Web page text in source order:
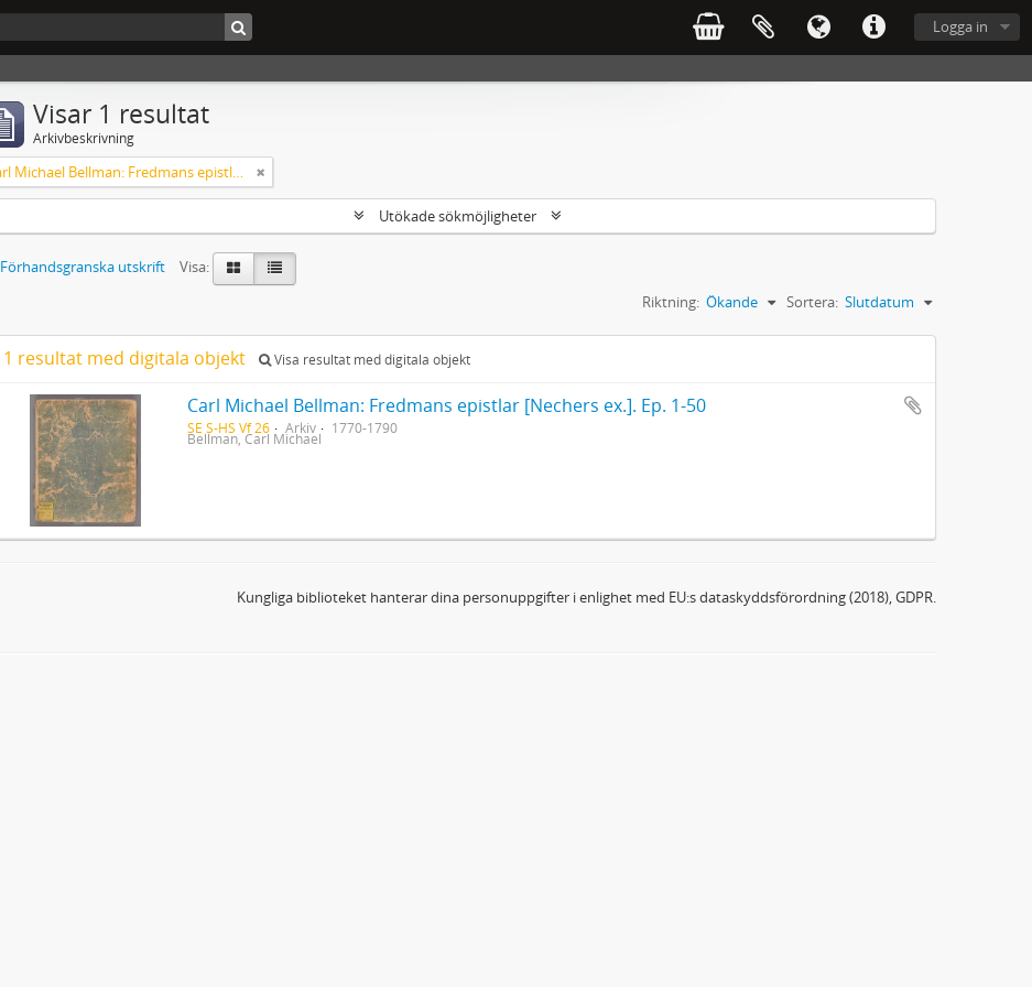
Logga in
Visar 1 resultat
Arkivbeskrivning
Carl Michael Bellman: Fredmans epistlar [Nechers ex.]. Ep. 1-50
Utökade sökmöjligheter
Förhandsgranska utskrift
Visa:
Sortera: Slutdatum
Riktning: Ökande
1 resultat med digitala objekt Visa resultat med digitala objekt
Carl Michael Bellman: Fredmans epistlar [Nechers ex.]. Ep. 1-50
SE S-HS Vf 26 Arkiv 1770-1790
Bellman, Carl Michael
Kungliga biblioteket hanterar dina personuppgifter i enlighet med EU:s dataskyddsförordning (2018), GDPR.